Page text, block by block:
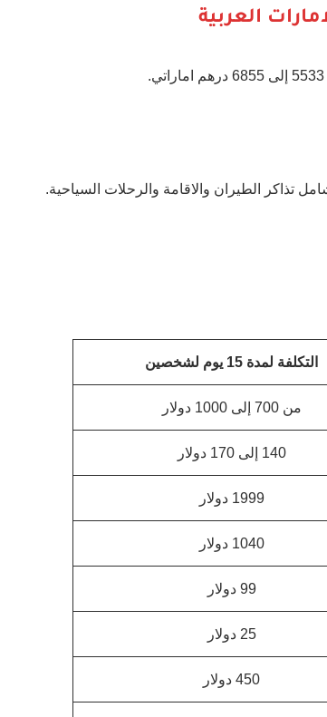
العربية
التكلفة لمدة 15 يوم لشخصين
من 700 إلى 1000 دولار
140 إلى 170 دولار
1999 دولار
1040 دولار
99 دولار
25 دولار
450 دولار